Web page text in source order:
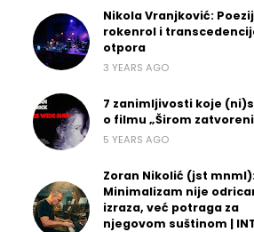
Nikola Vranjković:
rokenrol i
otpora
3 YEARS AGO
7 zanimljivosti koje
o filmu „Širom
5 YEARS AGO
Zoran Nikolić (jst mnml):
Minimalizam nije
izraza, već potraga za
njegovom suštinom |